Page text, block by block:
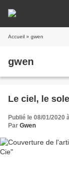
Accueil » gwen
gwen
Le ciel, le
Publié le 08/01/2020
Par Gwen